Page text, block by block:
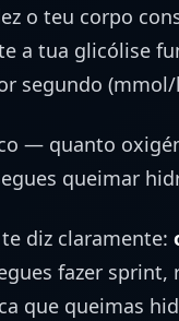
o teu corpo
a tua glicólise
segundo (mmol/
— quanto
queimar
diz claramente:
fazer
que queimas